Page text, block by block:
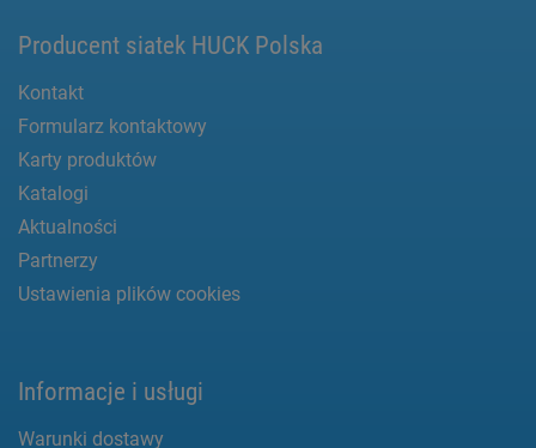
Producent siatek HUCK Polska
Kontakt
Formularz kontaktowy
Karty produktów
Katalogi
Aktualności
Partnerzy
Ustawienia plików cookies
Informacje i usługi
Warunki dostawy